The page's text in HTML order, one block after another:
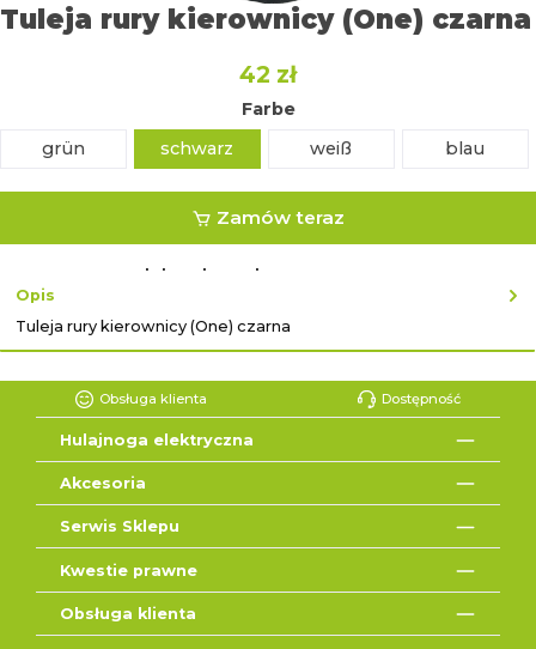
Tuleja rury kierownicy (One) czarna
42 zł
Farbe
grün
schwarz weiß blau
Zamów teraz
lub zakup ekspresowy z ↓
Opis
Tuleja rury kierownicy (One) czarna
Obsługa klienta Dostępność
Hulajnoga elektryczna
Akcesoria
Serwis Sklepu
Kwestie prawne
Obsługa klienta